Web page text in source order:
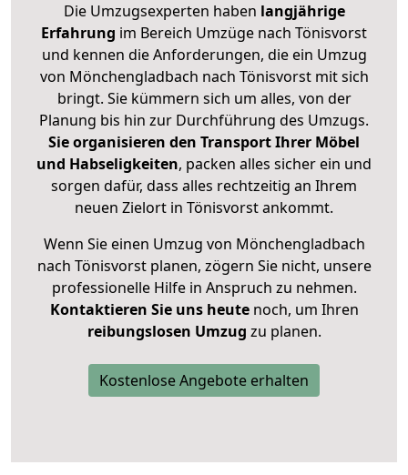
Die Umzugsexperten haben langjährige
Erfahrung im Bereich Umzüge nach Tönisvorst
und kennen die Anforderungen, die ein Umzug
von Mönchengladbach nach Tönisvorst mit sich
bringt. Sie kümmern sich um alles, von der
Planung bis hin zur Durchführung des Umzugs.
Sie organisieren den Transport Ihrer Möbel
und Habseligkeiten, packen alles sicher ein und
sorgen dafür, dass alles rechtzeitig an Ihrem
neuen Zielort in Tönisvorst ankommt.
Wenn Sie einen Umzug von Mönchengladbach
nach Tönisvorst planen, zögern Sie nicht, unsere
professionelle Hilfe in Anspruch zu nehmen.
Kontaktieren Sie uns heutenoch, um Ihren
reibungslosen Umzug zu planen.
Kostenlose Angebote erhalten